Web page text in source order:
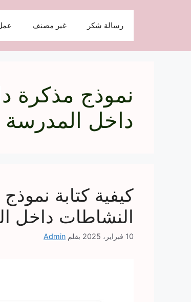
رسالة شكر غير مصنف
نموذج مذكرة
داخل المدرسة
كيفية كتابة
النشاطات داخل
10 فبراير، 2025 بقلم Admin